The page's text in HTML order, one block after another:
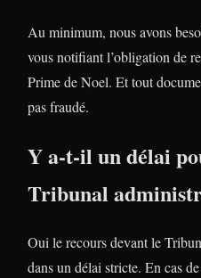
Au minimum, nous avons
vous notifiant l’obligation de
Prime de Noel. Et tout
pas fraudé.
Y a-t-il un délai
Tribunal
Oui le recours devant le
dans un délai stricte. En cas